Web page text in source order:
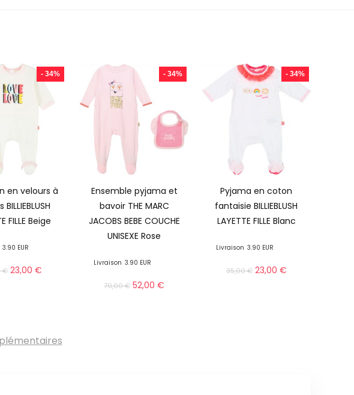
- 34%
en velours à
FILLE Beige
3.90 EUR
€ 23,00€
- 34%
Ensemble pyjama et
bavoir THE MARC
JACOBS BEBE COUCHE
UNISEXE Rose
Livraison 3.90 EUR
79,00€ 52,00€
- 34%
Pyjama en coton
fantaisie BILLIEBLUSH
LAYETTE FILLE Blanc
Livraison 3.90 EUR
35,00€ 23,00 €